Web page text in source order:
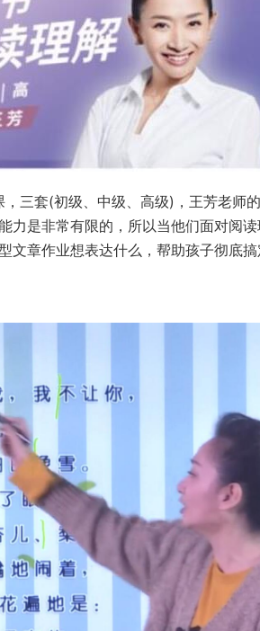
三套(初级、中级、高级)，王芳老师
力是非常有限的，所以当他们面对阅
章作业想表达什么，帮助孩子彻底搞